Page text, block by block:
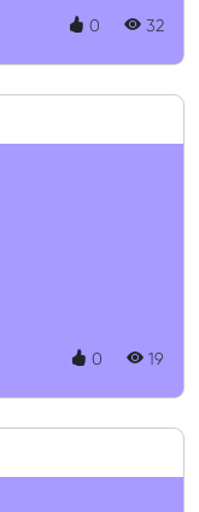
0 32
0 19